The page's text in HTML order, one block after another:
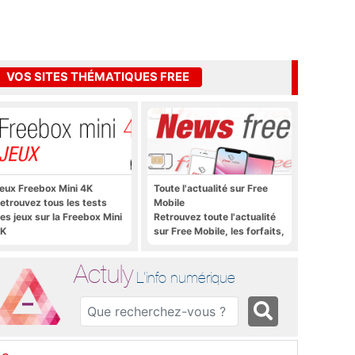
VOS SITES THÉMATIQUES FREE
Freebox Mini 4K
tous les tests
jeux sur la Freebox Mini
Toute l'actualité sur Free
Mobile
Retrouvez toute l'actualité
sur Free Mobile, les forfaits,
bien plus encore
Actuly L'info numérique